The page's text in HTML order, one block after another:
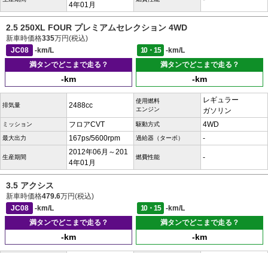
4年01月
2.5 250XL FOUR プレミアムセレクション 4WD
新車時価格335万円(税込)
JC08
-km/L 10・15
-km/L
満タンでどこまで走る？
-km
満タンでどこまで走る？
-km
排気量 2488cc
使用燃料
エンジン
レギュラー
ガソリン
ミッション フロアCVT 駆動方式 4WD
最大出力 167ps/5600rpm 過給器（ターボ） -
生産期間
2012年06月～201
4年01月
燃費性能 -
3.5 アクシス
新車時価格479.6万円(税込)
JC08
-km/L 10・15
-km/L
満タンでどこまで走る？
-km
満タンでどこまで走る？
-km